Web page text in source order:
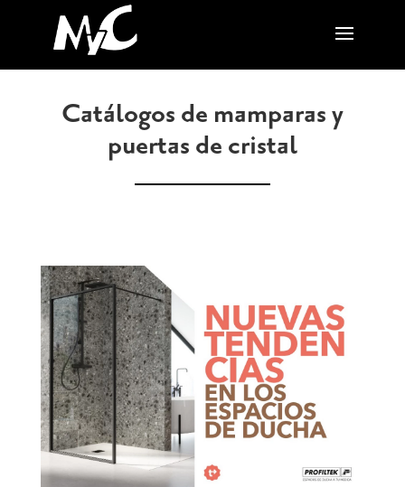
Catálogos de mamparas y
puertas de cristal